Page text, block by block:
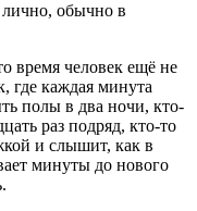
лично, обычно в
время человек ещё не
где каждая минута
полы в два ночи, кто-
раз подряд, кто-то
и слышит, как в
минуты до нового